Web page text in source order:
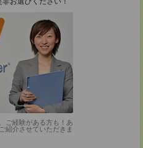
ご経験がある方も！あ
紹介させていただきま